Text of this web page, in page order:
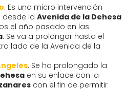
. Es una micro intervención
desde la Avenida de la Dehesa
el año pasado en las
. Se va a prolongar hasta el
lado de la Avenida de la
. Se ha prolongado la
en su enlace con la
con el fin de permitir